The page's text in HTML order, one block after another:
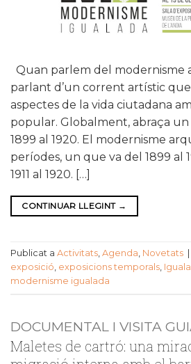
Quan parlem del modernisme
parlant d’un corrent artístic
aspectes de la vida ciutadana
popular. Globalment, abraça
1899 al 1920. El modernisme
períodes, un que va del 1899 al
1911 al 1920. […]
CONTINUAR LLEGINT →
Publicat a Activitats, Agenda, Novetats
exposició, exposicions temporals,
modernisme igualada
DOCUMENTAL I VISITA
Maletes de cartró: una